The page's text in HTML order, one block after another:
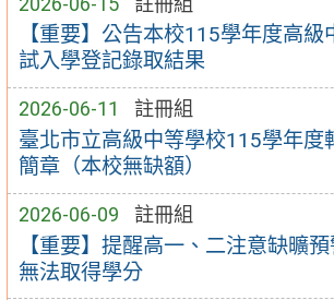
【重要】公告本校115學年度高
試入學登記錄取結果
2026-06-11 註冊組
臺北市立高級中等學校115學年度
簡章（本校無缺額）
2026-06-09 註冊組
【重要】提醒高一、二注意缺曠
無法取得學分